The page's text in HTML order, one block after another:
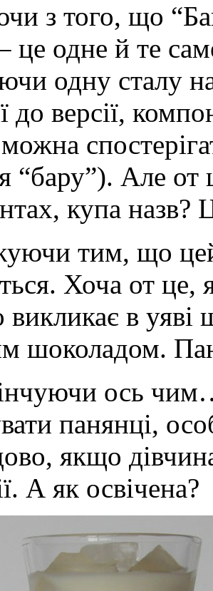
з того, що
це одне й те
одну сталу
до версії,
“бару”). Але
купа назв?
тим, що
Хоча от
в уяві
шоколадом.
ось
панянці,
якщо
А як освічена?